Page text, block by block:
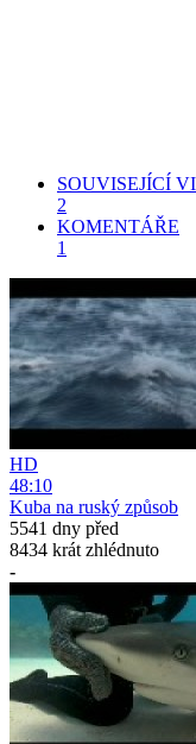
SOUVISEJÍCÍ
2
KOMENTÁŘE
1
HD
48:10
Kuba na ruský způsob
5541 dny před
8434 krát zhlédnuto
-